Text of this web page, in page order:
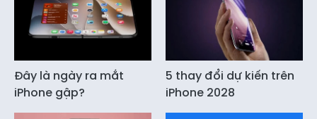
Đây là ngày ra mắt
iPhone gập?
5 thay đổi dự kiến trên
iPhone 2028